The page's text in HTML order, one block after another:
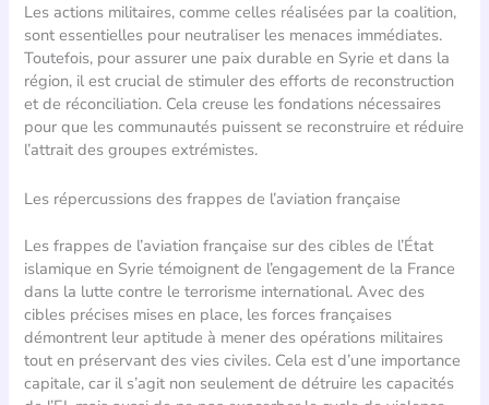
Les actions militaires, comme celles réalisées par la coalition,
sont essentielles pour neutraliser les menaces immédiates.
Toutefois, pour assurer une paix durable en Syrie et dans la
région, il est crucial de stimuler des efforts de reconstruction
et de réconciliation. Cela creuse les fondations nécessaires
pour que les communautés puissent se reconstruire et réduire
l’attrait des groupes extrémistes.
Les répercussions des frappes de l’aviation française
Les frappes de l’aviation française sur des cibles de l’État
islamique en Syrie témoignent de l’engagement de la France
dans la lutte contre le terrorisme international. Avec des
cibles précises mises en place, les forces françaises
démontrent leur aptitude à mener des opérations militaires
tout en préservant des vies civiles. Cela est d’une importance
capitale, car il s’agit non seulement de détruire les capacités